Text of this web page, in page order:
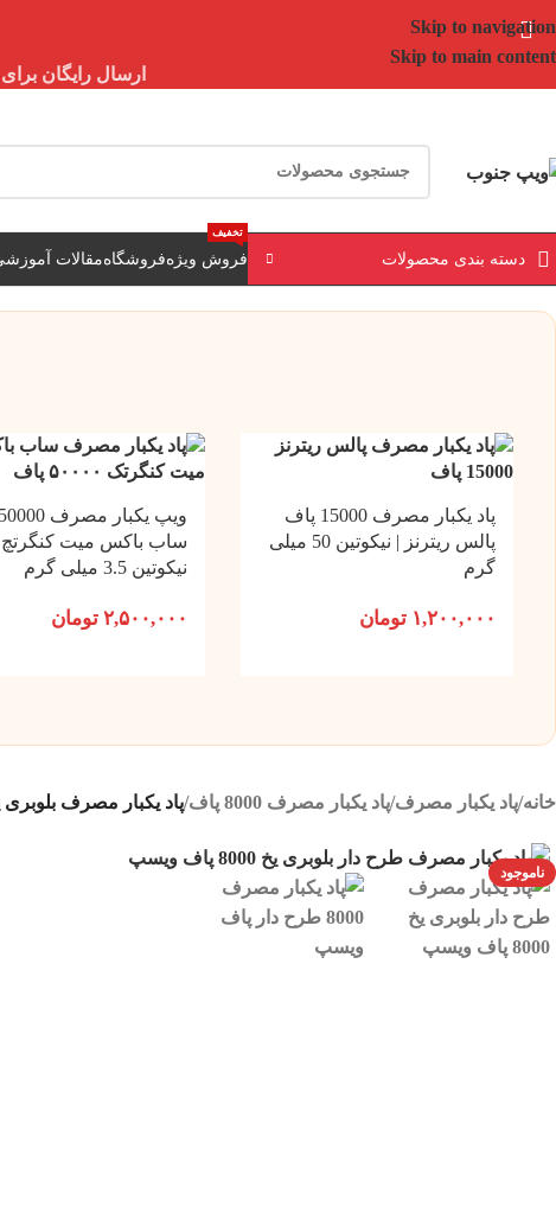
Skip to navigation
Skip to main content
ارسال رایگان برای خرید بالای 3 تومن | ارسال شیراز
دسته بندی محصولات فروش ویژه
تخفیف
فروشگاهمقالات
پاد یکبار مصرف 15000 پاف
پالس ریترنز | نیکوتین 50 میلی
گرم
۱,۲۰۰,۰۰۰ تومان
ساب باکس میت کنگرتچ
نیکوتین 3.5 میلی گرم
۲,۵۰۰,۰۰۰ تومان
خانه/پاد یکبار مصرف/پاد یکبار مصرف 8000 پاف /پاد یکبار مصرف بلوبری یخ 8000 پاف
ناموجود